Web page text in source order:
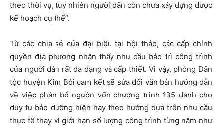
theo thời vụ, tuy nhiên người dân còn chưa xây dựng được
kế hoạch cụ thể”.
Từ các chia sẻ của đại biểu tại hội thảo, các cấp chính
quyền địa phương nhận thấy nhu cầu bảo trì công trình
của người dân rất đa dạng và cấp thiết. Vì vậy, phòng Dân
tộc huyện Kim Bôi cam kết sẽ sửa đổi văn bản hướng dẫn
về việc phân bổ nguồn vốn chương trình 135 dành cho
duy tu bảo dưỡng hiện nay theo hướng dựa trên nhu cầu
thực tế thay vì giới hạn số lượng công trình từng năm như